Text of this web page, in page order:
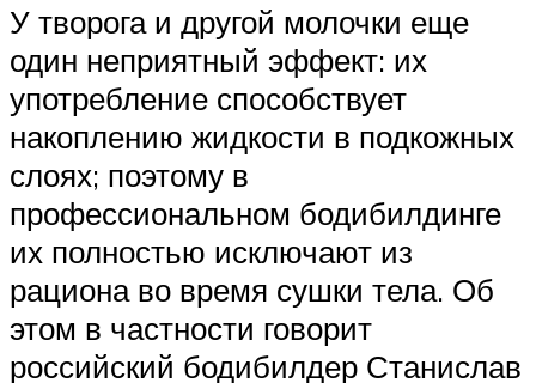
У творога и другой молочки еще
один неприятный эффект: их
употребление способствует
накоплению жидкости в подкожных
слоях; поэтому в
профессиональном бодибилдинге
их полностью исключают из
рациона во время сушки тела. Об
этом в частности говорит
российский бодибилдер Станислав